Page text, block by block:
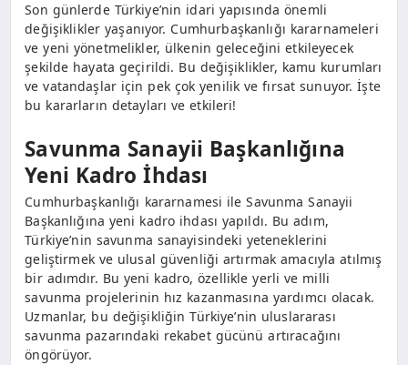
Son günlerde Türkiye’nin idari yapısında önemli
değişiklikler yaşanıyor. Cumhurbaşkanlığı kararnameleri
ve yeni yönetmelikler, ülkenin geleceğini etkileyecek
şekilde hayata geçirildi. Bu değişiklikler, kamu kurumları
ve vatandaşlar için pek çok yenilik ve fırsat sunuyor. İşte
bu kararların detayları ve etkileri!
Savunma Sanayii Başkanlığına
Yeni Kadro İhdası
Cumhurbaşkanlığı kararnamesi ile Savunma Sanayii
Başkanlığına yeni kadro ihdası yapıldı. Bu adım,
Türkiye’nin savunma sanayisindeki yeteneklerini
geliştirmek ve ulusal güvenliği artırmak amacıyla atılmış
bir adımdır. Bu yeni kadro, özellikle yerli ve milli
savunma projelerinin hız kazanmasına yardımcı olacak.
Uzmanlar, bu değişikliğin Türkiye’nin uluslararası
savunma pazarındaki rekabet gücünü artıracağını
öngörüyor.